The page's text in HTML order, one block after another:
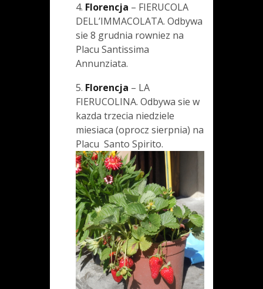
4. Florencja – FIERUCOLA
DELL’IMMACOLATA. Odbywa
sie 8 grudnia rowniez na
Placu Santissima
Annunziata.
5. Florencja – LA
FIERUCOLINA. Odbywa sie w
kazda trzecia niedziele
miesiaca (oprocz sierpnia) na
Placu Santo Spirito.